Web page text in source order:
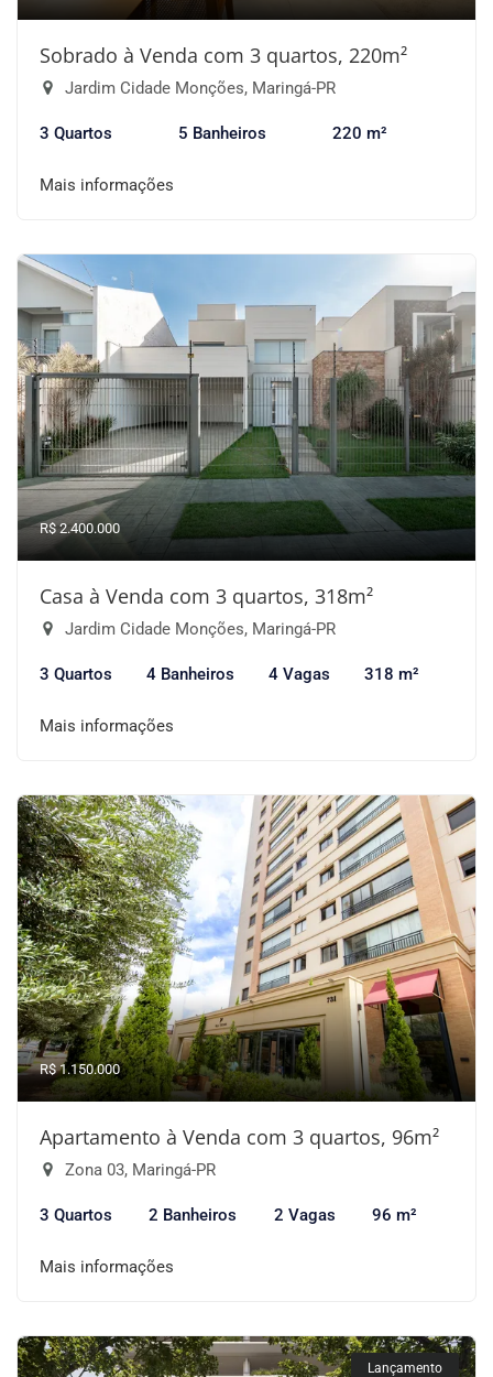
Sobrado à Venda com 3 quartos, 220m²
Jardim Cidade Monções, Maringá-PR
3 Quartos 5 Banheiros 220 m²
Mais informações
R$ 2.400.000
Casa à Venda com 3 quartos, 318m²
Jardim Cidade Monções, Maringá-PR
3 Quartos 4 Banheiros 4 Vagas 318 m²
Mais informações
R$ 1.150.000
Apartamento à Venda com 3 quartos, 96m²
Zona 03, Maringá-PR
3 Quartos 2 Banheiros 2 Vagas 96 m²
Mais informações
Lançamento